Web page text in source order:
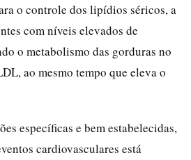
o controle dos lipídios séricos, a
com níveis elevados de
o metabolismo das gorduras no
ao mesmo tempo que eleva o
específicas e bem estabelecidas,
cardiovasculares está